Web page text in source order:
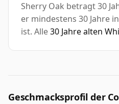
Sherry Oak betragt 30
er mindestens 30 Jahre
ist. Alle30 Jahre alten
Geschmacksprofil der